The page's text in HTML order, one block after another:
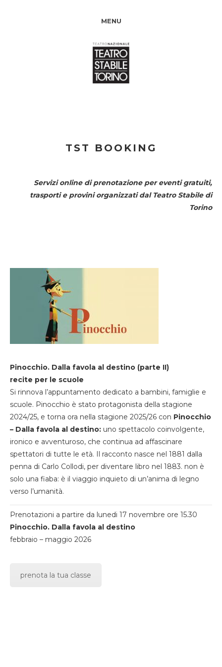
MENU
TST BOOKING
Servizi online di prenotazione per eventi gratuiti,
trasporti e provini organizzati dal Teatro Stabile di
Torino
Pinocchio. Dalla favola al destino (parte II)
recite per le scuole
Si rinnova l’appuntamento dedicato a bambini, famiglie e
scuole. Pinocchio è stato protagonista della stagione
2024/25, e torna ora nella stagione 2025/26 con Pinocchio
– Dalla favola al destino: uno spettacolo coinvolgente,
ironico e avventuroso, che continua ad affascinare
spettatori di tutte le età. Il racconto nasce nel 1881 dalla
penna di Carlo Collodi, per diventare libro nel 1883. non è
solo una fiaba: è il viaggio inquieto di un’anima di legno
verso l’umanità.
Prenotazioni a partire da lunedi 17 novembre ore 15.30
Pinocchio. Dalla favola al destino
febbraio – maggio 2026
prenota la tua classe